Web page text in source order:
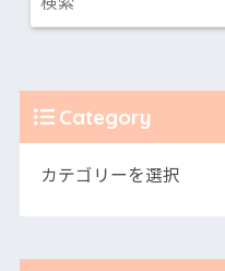
Category